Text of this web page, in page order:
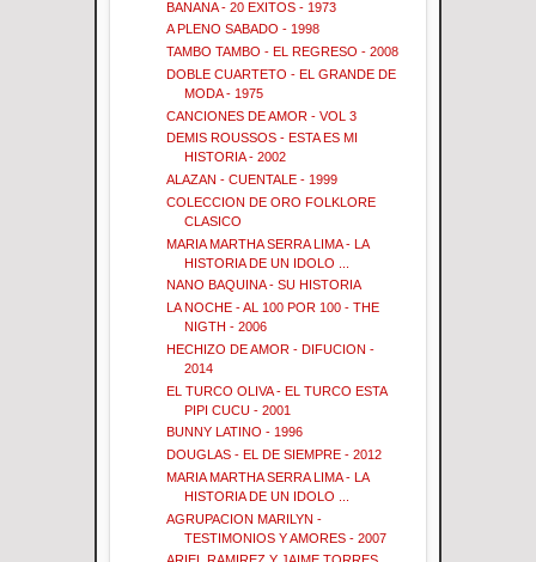
BANANA - 20 EXITOS - 1973
A PLENO SABADO - 1998
TAMBO TAMBO - EL REGRESO - 2008
DOBLE CUARTETO - EL GRANDE DE
MODA - 1975
CANCIONES DE AMOR - VOL 3
DEMIS ROUSSOS - ESTA ES MI
HISTORIA - 2002
ALAZAN - CUENTALE - 1999
COLECCION DE ORO FOLKLORE
CLASICO
MARIA MARTHA SERRA LIMA - LA
HISTORIA DE UN IDOLO ...
NANO BAQUINA - SU HISTORIA
LA NOCHE - AL 100 POR 100 - THE
NIGTH - 2006
HECHIZO DE AMOR - DIFUCION -
2014
EL TURCO OLIVA - EL TURCO ESTA
PIPI CUCU - 2001
BUNNY LATINO - 1996
DOUGLAS - EL DE SIEMPRE - 2012
MARIA MARTHA SERRA LIMA - LA
HISTORIA DE UN IDOLO ...
AGRUPACION MARILYN -
TESTIMONIOS Y AMORES - 2007